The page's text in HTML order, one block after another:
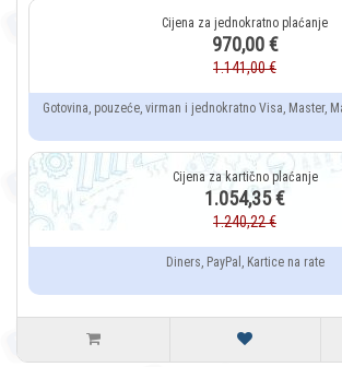
970,00 €
1.141,00 €
Gotovina, pouzeće, virman i jednokratno Visa, Master,
1.054,35 €
1.240,22 €
Diners, PayPal, Kartice na rate